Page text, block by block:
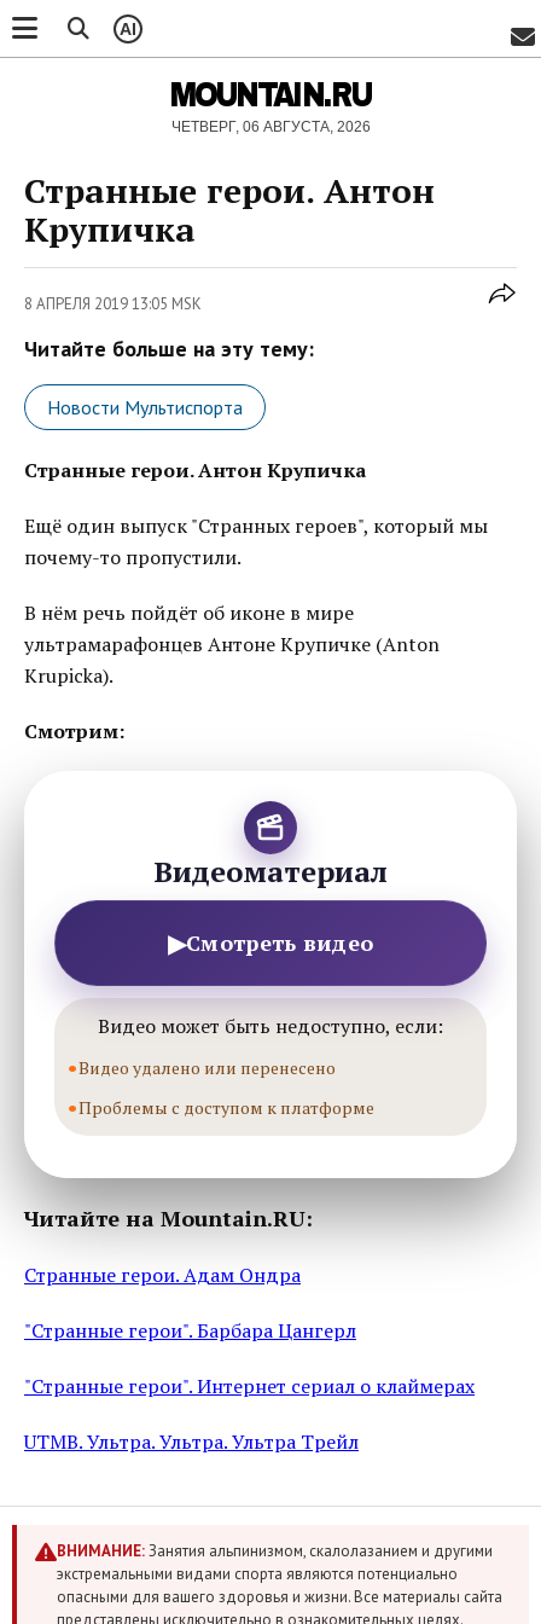
AI
MOUNTAIN.RU
ЧЕТВЕРГ, 06 АВГУСТА, 2026
Странные герои. Антон
Крупичка
8 АПРЕЛЯ 2019 13:05 MSK
Читайте больше на эту тему:
Новости Мультиспорта
Странные герои. Антон Крупичка
Ещё один выпуск "Странных героев", который мы
почему-то пропустили.
В нём речь пойдёт об иконе в мире
ультрамарафонцев Антоне Крупичке (Anton
Krupicka).
Смотрим:
Видеоматериал
▶Смотреть видео
Видео может быть недоступно, если:
Видео удалено или перенесено
Проблемы с доступом к платформе
Читайте на Mountain.RU:
Странные герои. Адам Ондра
"Странные герои". Барбара Цангерл
"Странные герои". Интернет сериал о клаймерах
UTMB. Ультра. Ультра. Ультра Трейл
ВНИМАНИЕ:Занятия альпинизмом, скалолазанием и другими
экстремальными видами спорта являются потенциально
опасными для вашего здоровья и жизни. Все материалы сайта
представлены исключительно в ознакомительных целях.